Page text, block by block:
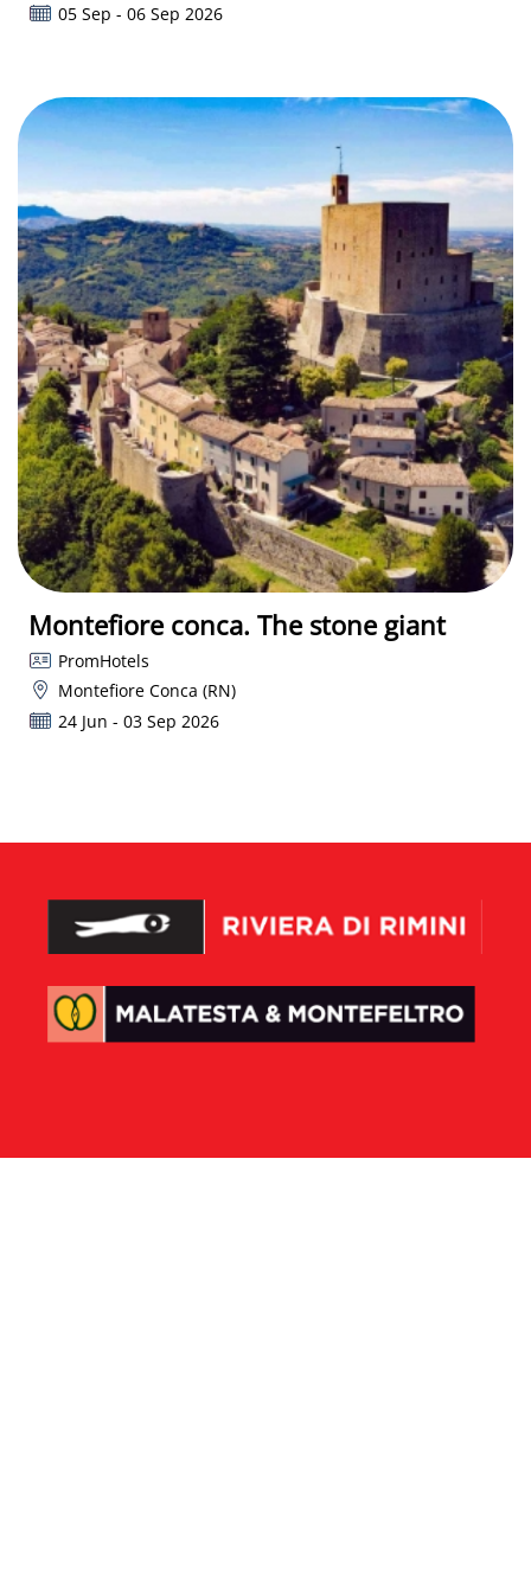
05 Sep - 06 Sep 2026
Montefiore conca. The stone giant
PromHotels
Montefiore Conca (RN)
24 Jun - 03 Sep 2026